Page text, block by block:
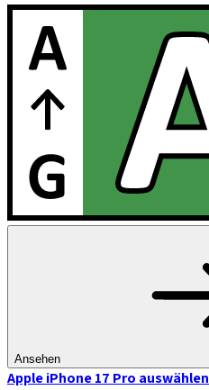
Ansehen
Apple iPhone 17 Pro auswählen